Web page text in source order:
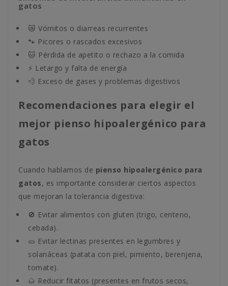
gatos
😿 Vómitos o diarreas recurrentes
🐾 Picores o rascados excesivos
🐱 Pérdida de apetito o rechazo a la comida
⚡️ Letargo y falta de energía
💨 Exceso de gases y problemas digestivos
Recomendaciones para elegir el
mejor pienso hipoalergénico para
gatos
Cuando hablamos de pienso hipoalergénico para
gatos, es importante considerar ciertos aspectos
que mejoran la tolerancia digestiva:
🚫 Evitar alimentos con gluten (trigo, centeno,
cebada).
🥒 Evitar lectinas presentes en legumbres y
solanáceas (patata con piel, pimiento, berenjena,
tomate).
🌰 Reducir fitatos (presentes en frutos secos,